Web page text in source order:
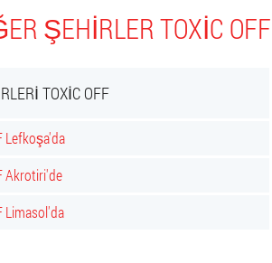
ŞEHIRLER TOXIC OFF
TOXIC OFF
Lefkoşa'da
Akrotiri'de
Limasol'da